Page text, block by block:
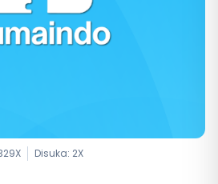
Disuka: 2X